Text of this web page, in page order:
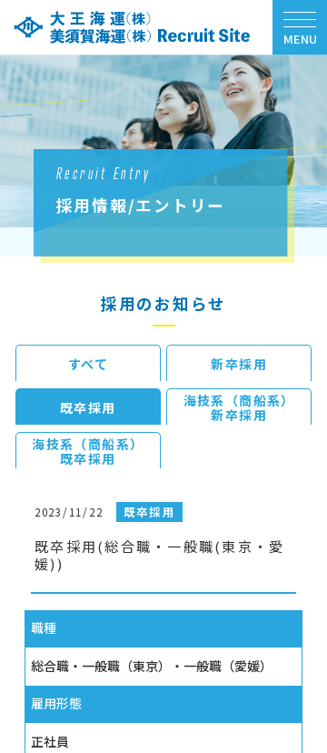
MENU
Recruit Entry
採用情報/エントリー
採用のお知らせ
すべて 新卒採用
既卒採用
海技系（商船系）
新卒採用
海技系（商船系）
既卒採用
2023/11/22 既卒採用
既卒採用(総合職・一般職(東京・愛
媛))
職種
総合職・一般職（東京）・一般職（愛媛）
雇⽤形態
正社員